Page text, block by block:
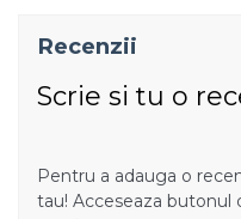
Recenzii
Scrie si tu o
Pentru a adauga o
tau! Acceseaza butonul